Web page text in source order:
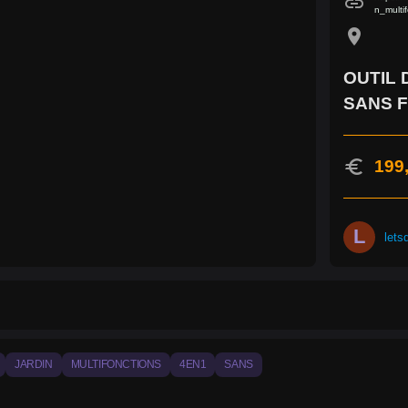
location_on
OUTIL
SANS
euro
L
JARDIN MULTIFONCTIONS 4EN1 SANS